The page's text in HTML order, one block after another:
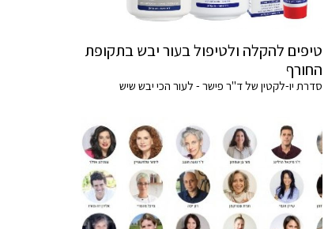
טיפים להקלה ולטיפול בעור יבש בתקופת
החורף
סדרת יו-לקטין של ד"ר פישר - לעור הכי יבש שיש